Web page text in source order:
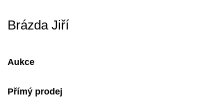
Brázda Jiří
Aukce
Přímý prodej